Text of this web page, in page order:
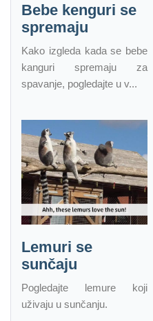
Bebe kenguri se
spremaju
Kako izgleda kada se bebe
kanguri spremaju za
spavanje, pogledajte u v...
Lemuri se
sunčaju
Pogledajte lemure koji
uživaju u sunčanju.